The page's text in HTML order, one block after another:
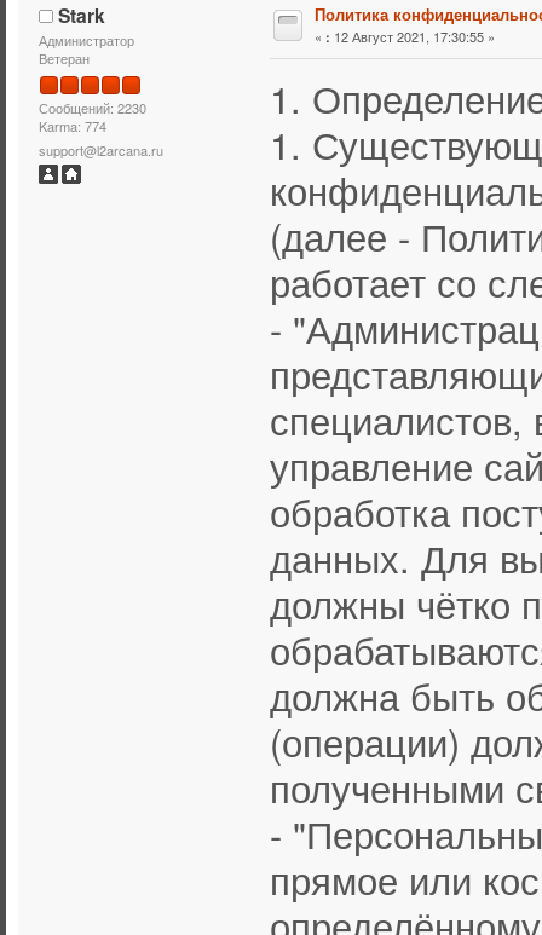
Stark
Администратор
Ветеран
Сообщений: 2230
Karma: 774
support@l2arcana.ru
Политика
« : 12 Август 2021, 17:30:55 »
1.
1.
(далее -
работает со
-
специалистов,
управление
обработка
данных. Для
должны чётко
должна быть
(операции)
полученными
-
прямое или